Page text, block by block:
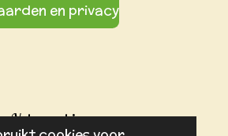
en privacy
Volg ons hier: